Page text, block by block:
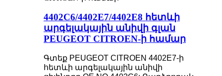
4402C6/4402E7/4402E8 հետևի
արգելակային անիվի գլան
PEUGEOT CITROEN-ի համար
Գտեք PEUGEOT CITROEN 4402E7-ի
հետևի արգելակային անիվի